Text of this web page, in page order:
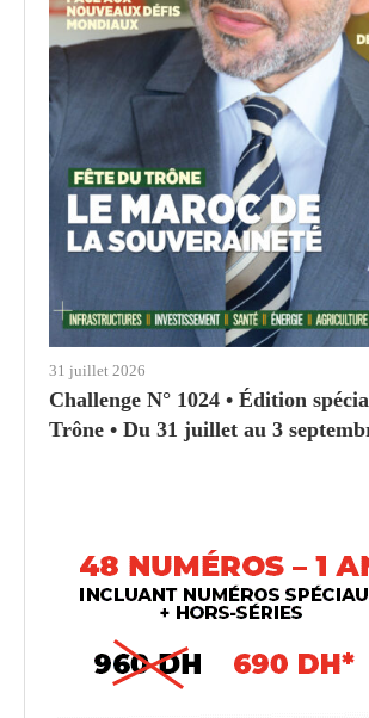
31 juillet 2026
Challenge N° 1024 • Édition
Trône • Du 31 juillet au 3